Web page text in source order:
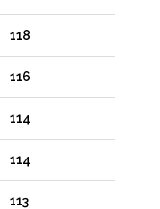
118
116
114
114
113